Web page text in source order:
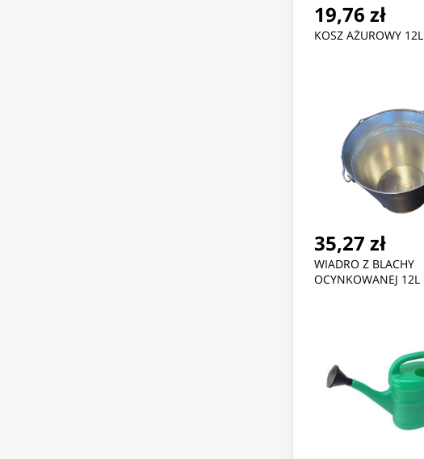
19,76 zł
KOSZ AŻUROWY 12L
35,27 zł
WIADRO Z BLACHY
OCYNKOWANEJ 12L